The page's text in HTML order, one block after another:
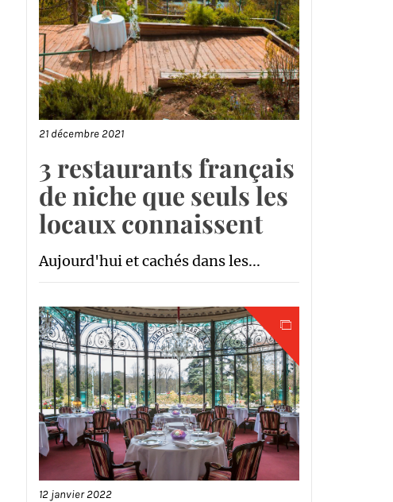
21 décembre 2021
3 restaurants français
de niche que seuls les
locaux connaissent
Aujourd'hui et cachés dans les...
12 janvier 2022